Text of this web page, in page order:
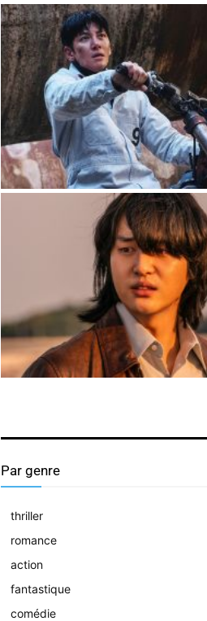
Par genre
thriller
romance
action
fantastique
comédie